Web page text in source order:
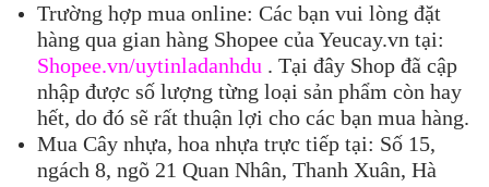
Trường hợp mua online: Các bạn vui lòng đặt
hàng qua gian hàng Shopee của Yeucay.vn tại:
Shopee.vn/uytinladanhdu. Tại đây Shop đã cập
nhập được số lượng từng loại sản phẩm còn hay
hết, do đó sẽ rất thuận lợi cho các bạn mua hàng.
Mua Cây nhựa, hoa nhựa trực tiếp tại: Số 15,
ngách 8, ngõ 21 Quan Nhân, Thanh Xuân, Hà